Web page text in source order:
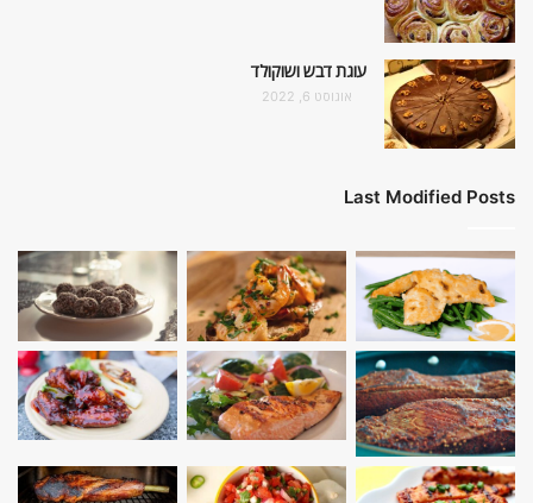
עוגת דבש ושוקולד
אוגוסט 6, 2022
Last Modified Posts